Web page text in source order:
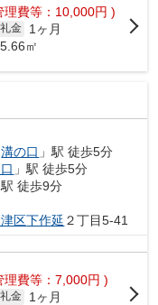
理費等：10,000円 )
礼金
1ヶ月
㎡
溝の口 」駅 徒歩5分
」駅 徒歩5分
駅 徒歩9分
区下作延 ２丁目5-41
理費等：7,000円 )
礼金
1ヶ月